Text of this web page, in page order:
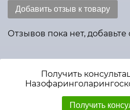
Добавить отзыв к товару
Отзывов пока нет, добавьте
Получить
Получить